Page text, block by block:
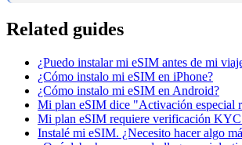
Related guides
¿Puedo instalar mi eSIM antes de mi
¿Cómo instalo mi eSIM en iPhone?
¿Cómo instalo mi eSIM en Android?
Mi plan eSIM dice "Activación especial
Mi plan eSIM requiere verificación
Instalé mi eSIM. ¿Necesito hacer algo